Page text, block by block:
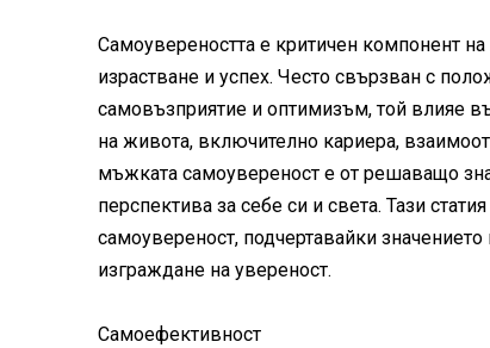
Самоувереността е критичен компонент на
израстване и успех. Често свързван с
самовъзприятие и оптимизъм, той влияе
на живота, включително кариера,
мъжката самоувереност е от решаващо
перспектива за себе си и света. Тази
самоувереност, подчертавайки
изграждане на увереност.
Самоефективност